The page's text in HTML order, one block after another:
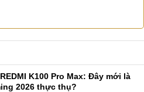
K100 Pro Max: Đây mới là
2026 thực thụ?